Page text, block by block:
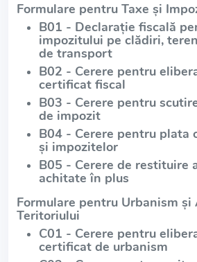
Formulare pentru Taxe și
B01 - Declarație fiscală
impozitului pe clădiri,
de transport
B02 - Cerere pentru
certificat fiscal
B03 - Cerere pentru
de impozit
B04 - Cerere pentru plata
și impozitelor
B05 - Cerere de restituire
achitate în plus
Formulare pentru Urbanism și
Teritoriului
C01 - Cerere pentru
certificat de urbanism